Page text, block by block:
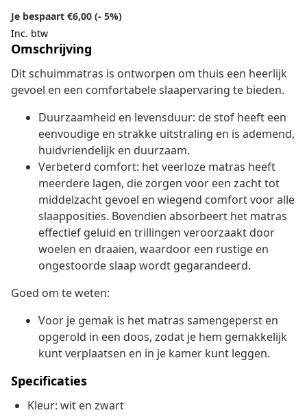
Je bespaart €6,00 (- 5%)
Inc. btw
Omschrijving
Dit schuimmatras is ontworpen om thuis een heerlijk
gevoel en een comfortabele slaapervaring te bieden.
Duurzaamheid en levensduur: de stof heeft een
eenvoudige en strakke uitstraling en is ademend,
huidvriendelijk en duurzaam.
Verbeterd comfort: het veerloze matras heeft
meerdere lagen, die zorgen voor een zacht tot
middelzacht gevoel en wiegend comfort voor alle
slaapposities. Bovendien absorbeert het matras
effectief geluid en trillingen veroorzaakt door
woelen en draaien, waardoor een rustige en
ongestoorde slaap wordt gegarandeerd.
Goed om te weten:
Voor je gemak is het matras samengeperst en
opgerold in een doos, zodat je hem gemakkelijk
kunt verplaatsen en in je kamer kunt leggen.
Specificaties
Kleur: wit en zwart